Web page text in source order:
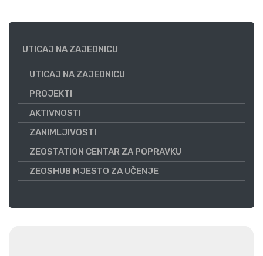
UTICAJ NA ZAJEDNICU
UTICAJ NA ZAJEDNICU
PROJEKTI
AKTIVNOSTI
ZANIMLJIVOSTI
ZEOSTATION CENTAR ZA POPRAVKU
ZEOSHUB MJESTO ZA UČENJE